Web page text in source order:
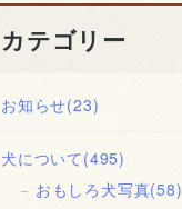
カテゴリー
お知らせ(23)
犬について (495)
おもしろ犬写真(58)